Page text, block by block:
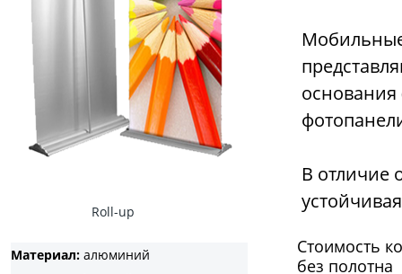
Roll-up
основания
В отличие
Материал: алюминий
Стоимость
без полотна